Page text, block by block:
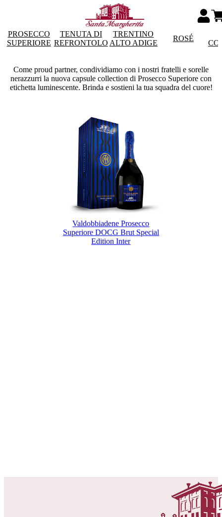
PROSECCO
SUPERIORE
TENUTA DI
REFRONTOLO
TRENTINO
ALTO ADIGE
ROSÉ
Come proud partner, condividiamo con i nostri fratelli e sorelle
nerazzurri la nuova capsule collection di Prosecco Superiore con
etichetta luminescente. Brinda e sostieni la tua squadra del cuore!
Valdobbiadene Prosecco
Superiore DOCG Brut Special
Edition Inter